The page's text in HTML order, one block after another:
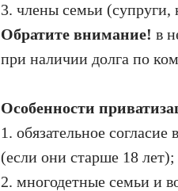
3. члены семьи
Обратите внимание! в
при наличии долга по
Особенности
1. обязательное
(если они старше 18 лет);
2. многодетные семьи и